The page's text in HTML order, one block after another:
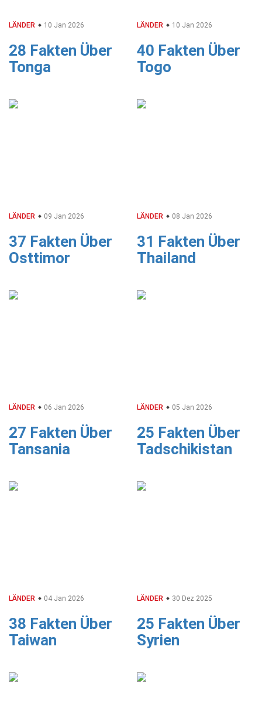
LÄNDER 10 Jan 2026
28 Fakten Über
Tonga
LÄNDER 10 Jan 2026
40 Fakten Über
Togo
LÄNDER 09 Jan 2026
37 Fakten Über
Osttimor
LÄNDER 08 Jan 2026
31 Fakten Über
Thailand
LÄNDER 06 Jan 2026
27 Fakten Über
Tansania
LÄNDER 05 Jan 2026
25 Fakten Über
Tadschikistan
LÄNDER 04 Jan 2026
38 Fakten Über
Taiwan
LÄNDER 30 Dez 2025
25 Fakten Über
Syrien